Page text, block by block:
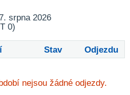
srpna 2026
0)
Stav Odjezdu
nejsou žádné odjezdy.